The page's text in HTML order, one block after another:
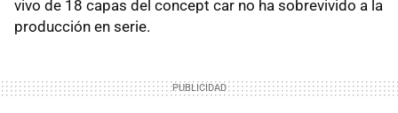
vivo de 18 capas del concept car no ha sobrevivido a la
producción en serie.